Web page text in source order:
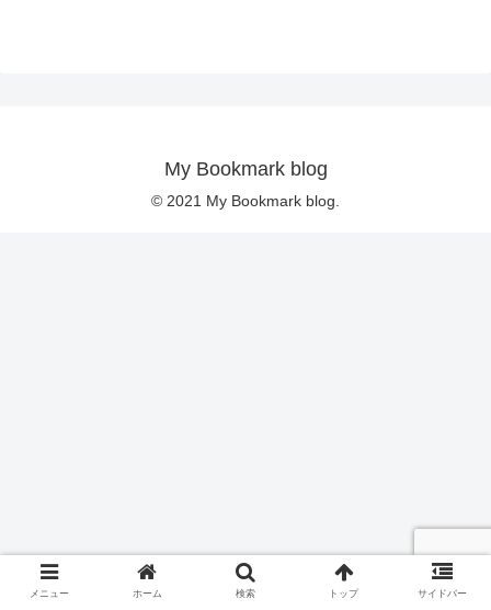
My Bookmark blog
© 2021 My Bookmark blog.
メニュー ホーム 検索 トップ サイドバー